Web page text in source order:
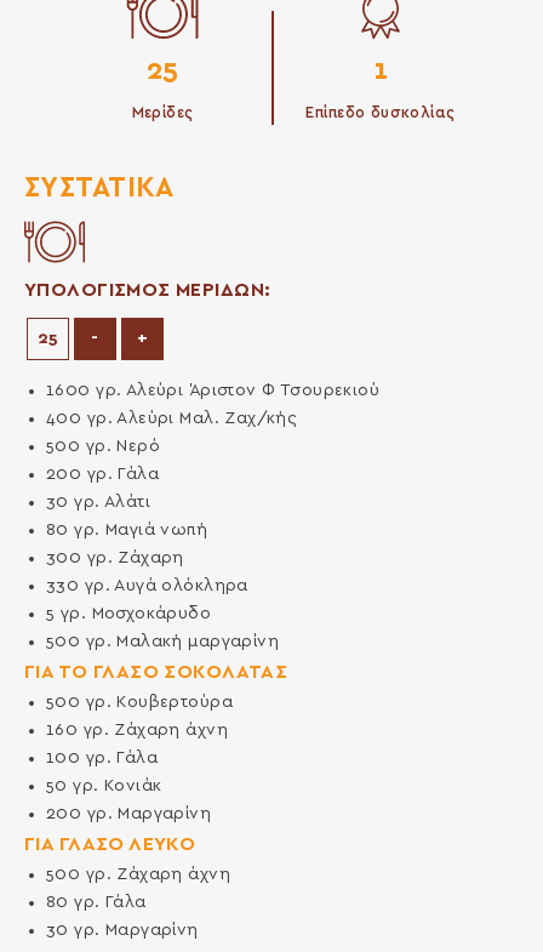
25
Μερίδες
1
Επίπεδο δυσκολίας
ΣΥΣΤΑΤΙΚΆ
ΥΠΟΛΟΓΙΣΜΟΣ ΜΕΡΙΔΩΝ:
- Μείωση μερίδων
+Αύξηση μερίδων
1600γρ. Αλεύρι Άριστον Φ Τσουρεκιού
400 γρ. Αλεύρι Μαλ. Ζαχ/κής
500 γρ.Νερό
200 γρ.Γάλα
30γρ. Αλάτι
80γρ. Μαγιά νωπή
300 γρ. Ζάχαρη
330 γρ. Αυγά ολόκληρα
5 γρ. Μοσχοκάρυδο
500 γρ.Μαλακή μαργαρίνη
ΓΙΑ ΤΟ ΓΛΑΣΟ ΣΟΚΟΛΑΤΑΣ
500 γρ.Κουβερτούρα
160 γρ. Ζάχαρη άχνη
100 γρ.Γάλα
50γρ. Κονιάκ
200 γρ.Μαργαρίνη
ΓΙΑ ΓΛΑΣΟ ΛΕΥΚΟ
500 γρ. Ζάχαρη άχνη
80γρ. Γάλα
30γρ. Μαργαρίνη